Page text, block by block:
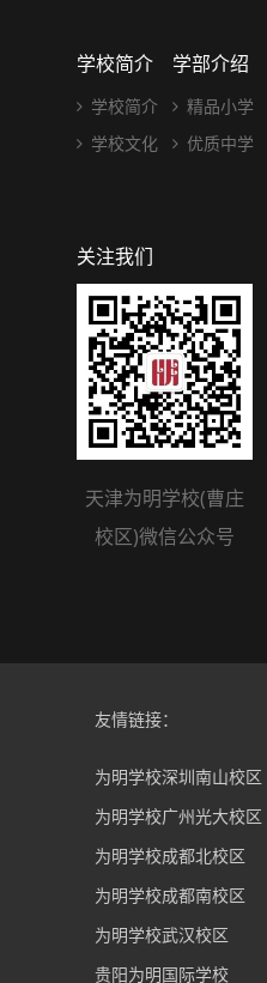
学校简介
学校简介
学校文化
学部介绍
精品小学
优质中学
关注我们
天津为明学校(曹庄
校区)微信公众号
友情链接：
为明学校深圳南山校区
为明学校广州光大校区
为明学校成都北校区
为明学校成都南校区
为明学校武汉校区
贵阳为明国际学校